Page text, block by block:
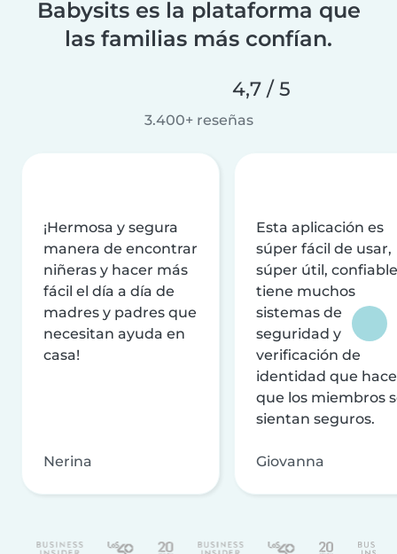
Babysits es la plataforma que
las familias más confían.
4,7 / 5
3.400+ reseñas
¡Hermosa y segura
manera de encontrar
niñeras y hacer más
fácil el día a día de
madres y padres que
necesitan ayuda en
casa!
Nerina
Esta aplicación es
súper fácil de usar,
súper útil,
tiene muchos
sistemas de
seguridad y
verificación de
identidad que
que los miembros
sientan seguros.
Giovanna